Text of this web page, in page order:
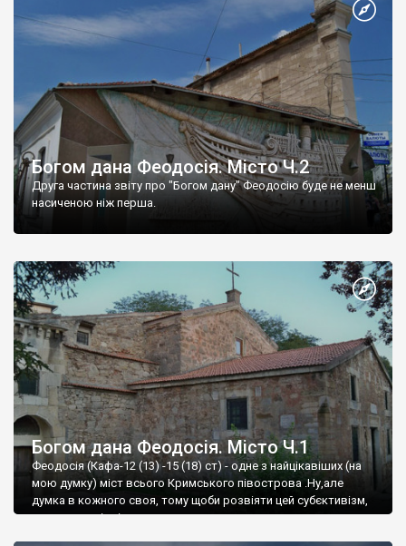
Богом дана Феодосія. Місто Ч.2
Друга частина звіту про "Богом дану" Феодосію буде не менш
насиченою ніж перша.
Богом дана Феодосія. Місто Ч.1
Феодосія (Кафа-12 (13) -15 (18) ст) - одне з найцікавіших (на
мою думку) міст всього Кримського півострова .Ну,але
думка в кожного своя, тому щоби розвіяти цей субєктивізм,
запрошую відвідати це